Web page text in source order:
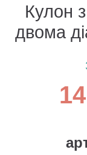
Кулон
двома